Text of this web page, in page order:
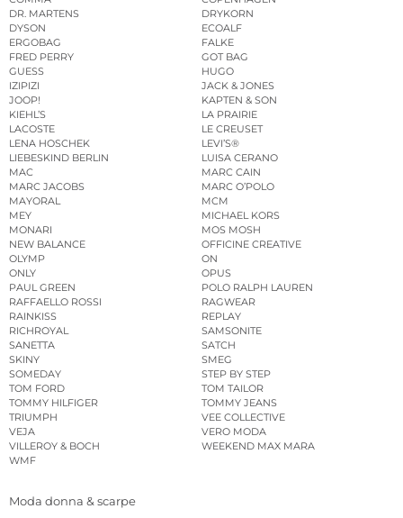
DR. MARTENS
DRYKORN
DYSON
ECOALF
ERGOBAG
FALKE
FRED PERRY
GOT BAG
GUESS
HUGO
IZIPIZI
JACK & JONES
JOOP!
KAPTEN & SON
KIEHL’S
LA PRAIRIE
LACOSTE
LE CREUSET
LENA HOSCHEK
LEVI’S®
LIEBESKIND BERLIN
LUISA CERANO
MAC
MARC CAIN
MARC JACOBS
MARC O’POLO
MAYORAL
MCM
MEY
MICHAEL KORS
MONARI
MOS MOSH
NEW BALANCE
OFFICINE CREATIVE
OLYMP
ON
ONLY
OPUS
PAUL GREEN
POLO RALPH LAUREN
RAFFAELLO ROSSI
RAGWEAR
RAINKISS
REPLAY
RICHROYAL
SAMSONITE
SANETTA
SATCH
SKINY
SMEG
SOMEDAY
STEP BY STEP
TOM FORD
TOM TAILOR
TOMMY HILFIGER
TOMMY JEANS
TRIUMPH
VEE COLLECTIVE
VEJA
VERO MODA
VILLEROY & BOCH
WEEKEND MAX MARA
WMF
Moda donna & scarpe